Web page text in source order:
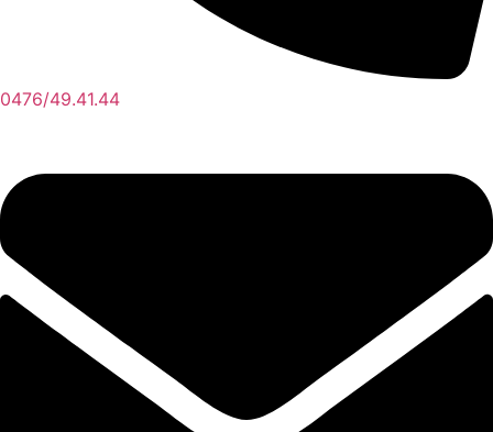
0476/49.41.44